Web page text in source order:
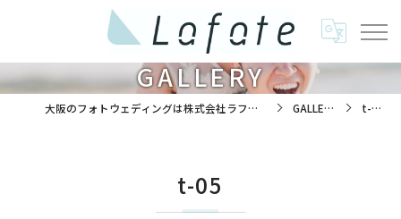
GALLERY
大阪のフォトウェディングは株式会社ラフエイト GALLERY t-05
t-05